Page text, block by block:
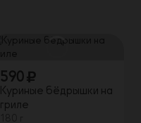
590
Куриные бёдрышки на
гриле